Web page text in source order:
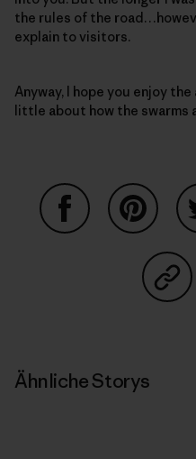
the rules of the
explain to visitors.
Anyway, I hope you enjoy
little about how the swarms
Ähnliche Storys